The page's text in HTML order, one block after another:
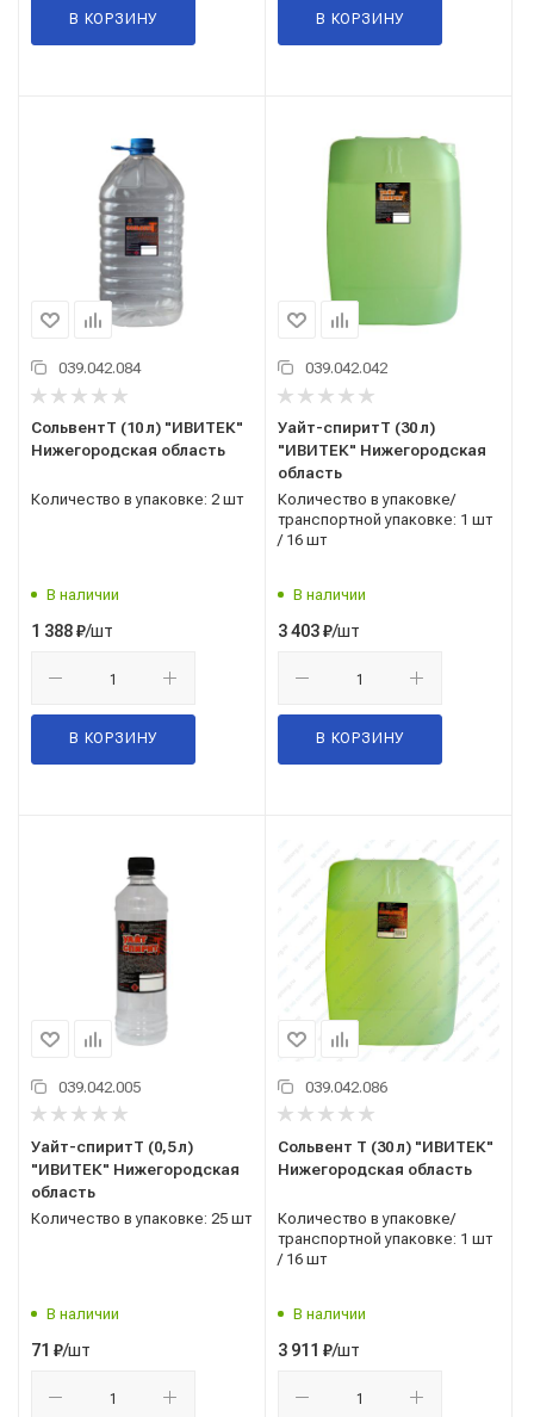
В КОРЗИНУ В КОРЗИНУ
039.042.084
СольвентТ (10 л) "ИВИТЕК"
Нижегородская область
Количество в упаковке: 2 шт
В наличии
1 388₽/шт
В КОРЗИНУ
039.042.042
Уайт-спиритТ (30 л)
"ИВИТЕК" Нижегородская
область
Количество в упаковке/
транспортной упаковке: 1 шт
/ 16 шт
В наличии
3 403₽/шт
В КОРЗИНУ
039.042.005
Уайт-спиритТ (0,5 л)
"ИВИТЕК" Нижегородская
область
Количество в упаковке: 25 шт
В наличии
71 ₽/шт
039.042.086
Сольвент Т (30 л) "ИВИТЕК"
Нижегородская область
Количество в упаковке/
транспортной упаковке: 1 шт
/ 16 шт
В наличии
3 911 ₽/шт